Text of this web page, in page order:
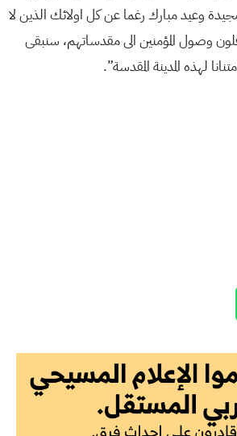
وعيد مبارك رغما عن كل اولائك الذين لا
وصول المؤمنين الى مقدساتهم، سنبقى
لهذه المدينة المقدسة”.